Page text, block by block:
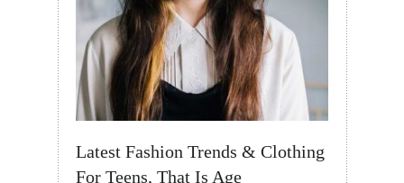
Latest Fashion Trends & Clothing
For Teens, That Is Age